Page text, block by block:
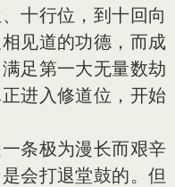
十行位，到十回向
见道的功德，而成
足第一大无量数劫
进入修道位，开始
条极为漫长而艰辛
会打退堂鼓的。但